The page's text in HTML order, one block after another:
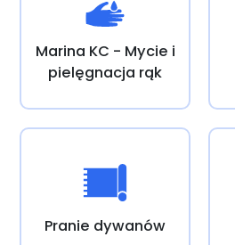
Marina KC - Mycie i
pielęgnacja rąk
Pranie dywanów